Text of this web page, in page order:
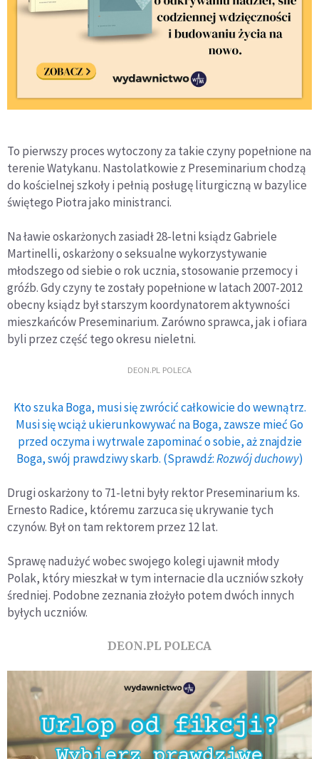
To pierwszy proces wytoczony za takie czyny popełnione na
terenie Watykanu. Nastolatkowie z Preseminarium chodzą
do kościelnej szkoły i pełnią posługę liturgiczną w bazylice
świętego Piotra jako ministranci.
Na ławie oskarżonych zasiadł 28-letni ksiądz Gabriele
Martinelli, oskarżony o seksualne wykorzystywanie
młodszego od siebie o rok ucznia, stosowanie przemocy i
gróźb. Gdy czyny te zostały popełnione w latach 2007-2012
obecny ksiądz był starszym koordynatorem aktywności
mieszkańców Preseminarium. Zarówno sprawca, jak i ofiara
byli przez część tego okresu nieletni.
DEON.PL POLECA
Kto szuka Boga, musi się zwrócić całkowicie do wewnątrz.
Musi się wciąż ukierunkowywać na Boga, zawsze mieć Go
przed oczyma i wytrwale zapominać o sobie, aż znajdzie
Boga, swój prawdziwy skarb. (Sprawdź:Rozwój duchowy)
Drugi oskarżony to 71-letni były rektor Preseminarium ks.
Ernesto Radice, któremu zarzuca się ukrywanie tych
czynów. Był on tam rektorem przez 12 lat.
Sprawę nadużyć wobec swojego kolegi ujawnił młody
Polak, który mieszkał w tym internacie dla uczniów szkoły
średniej. Podobne zeznania złożyło potem dwóch innych
byłych uczniów.
DEON.PL POLECA